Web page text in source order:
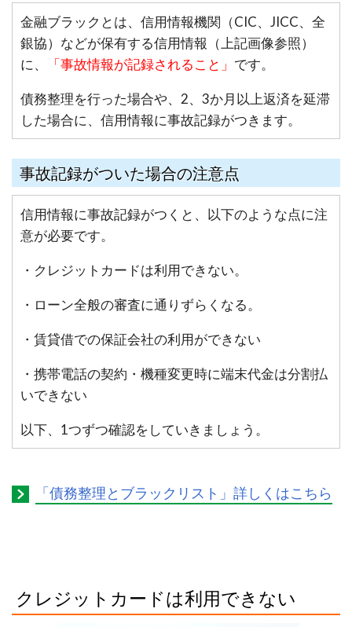
金融ブラックとは、信用情報機関（CIC、JICC、全
銀協）などが保有する信用情報（上記画像参照）
に、
「事故情報が記録されること」 です。
債務整理を行った場合や、2、3か月以上返済を延滞
した場合に、信用情報に事故記録がつきます。
事故記録がついた場合の注意点
信用情報に事故記録がつくと、以下のような点に注
意が必要です。
・クレジットカードは利用できない。
・ローン全般の審査に通りずらくなる。
・賃貸借での保証会社の利用ができない
・携帯電話の契約・機種変更時に端末代金は分割払
いできない
以下、1つずつ確認をしていきましょう。
「債務整理とブラックリスト」詳しくはこちら
クレジットカードは利用できない